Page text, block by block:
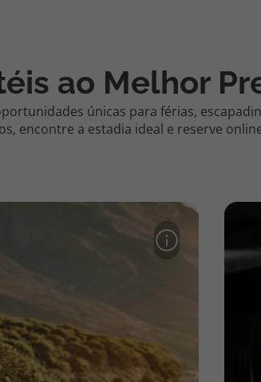
ao Melhor
únicas para férias,
encontre a estadia ideal e reserve